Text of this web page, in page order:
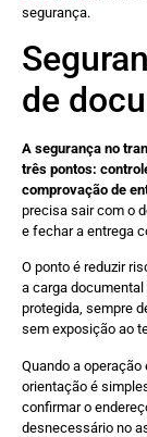
segurança.
de
A segurança no
três pontos:
comprovação de
precisa sair com o
e fechar a entrega
O ponto é reduzir
a carga
protegida, sempre
sem exposição ao
Quando a
orientação é
confirmar o
desnecessário no